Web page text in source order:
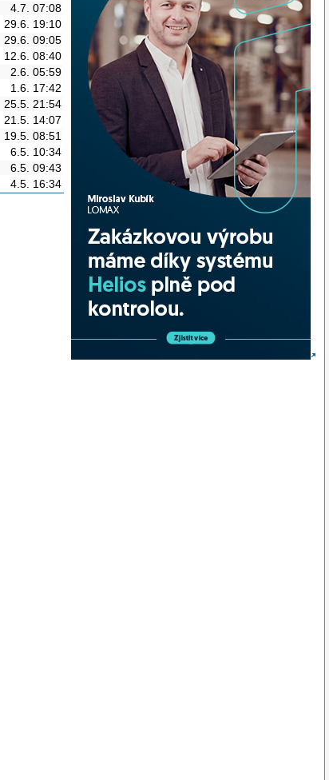
4.7. 07:08
29.6. 19:10
29.6. 09:05
12.6. 08:40
2.6. 05:59
1.6. 17:42
25.5. 21:54
21.5. 14:07
19.5. 08:51
6.5. 10:34
6.5. 09:43
4.5. 16:34